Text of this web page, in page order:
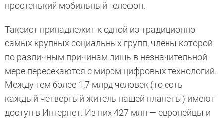
простенький мобильный телефон.
Таксист принадлежит к одной из традиционно
самых крупных социальных групп, члены которой
по различным причинам лишь в незначительной
мере пересекаются с миром цифровых технологий.
Между тем более 1,7 млрд человек (то есть
каждый четвертый житель нашей планеты) имеют
доступ в Интернет. Из них 427 млн — европейцы и